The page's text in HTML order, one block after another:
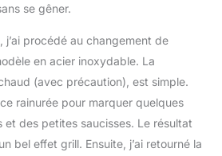
se gêner.
j’ai procédé au changement de
en acier inoxydable. La
(avec précaution), est simple.
rainurée pour marquer quelques
des petites saucisses. Le résultat
bel effet grill. Ensuite, j’ai retourné la